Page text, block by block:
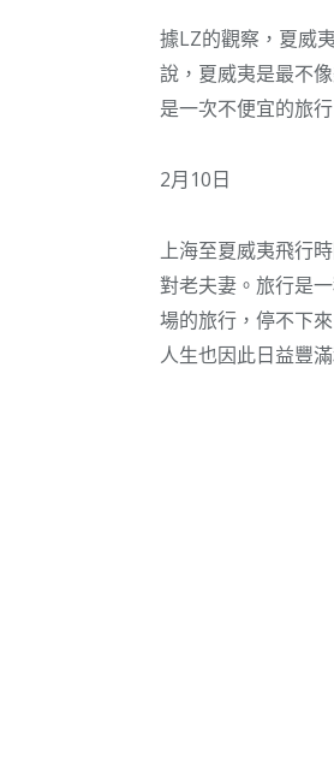
據LZ的觀察，夏威
說，夏威夷是最不
是一次不便宜的旅行
2月10日
上海至夏威夷飛行
對老夫妻。旅行是
場的旅行，停不下
人生也因此日益豐